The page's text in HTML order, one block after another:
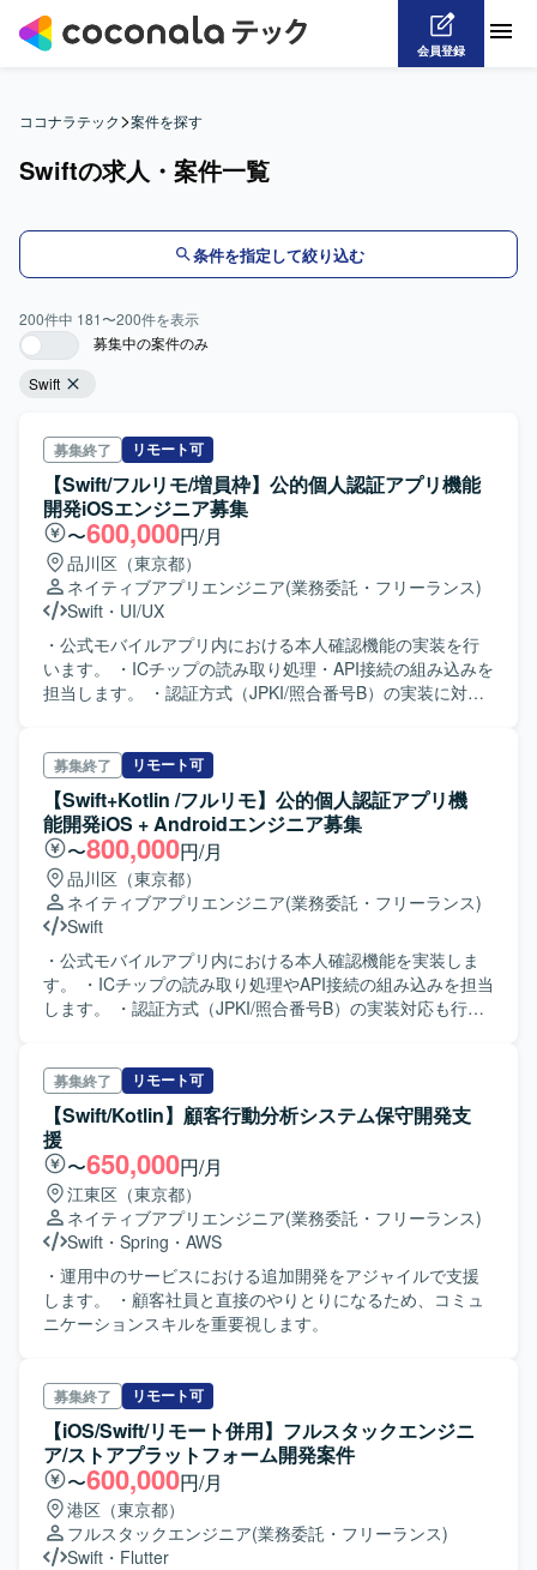
会員登録
ココナラテック>案件を探す
Swiftの求人・案件一覧
条件を指定して絞り込む
200件中 181〜200件を表示
募集中の案件のみ
Swift
募集終了 リモート可
【Swift/フルリモ/増員枠】公的個人認証アプリ機能
開発iOSエンジニア募集
〜600,000円/月
品川区（東京都）
ネイティブアプリエンジニア(業務委託・フリーランス)
Swift ・ UI/UX
・公式モバイルアプリ内における本人確認機能の実装を行
います。 ・ICチップの読み取り処理・API接続の組み込みを
担当します。 ・認証方式（JPKI/照合番号B）の実装に対応
募集終了 リモート可
【Swift+Kotlin /フルリモ】公的個人認証アプリ機
能開発iOS + Androidエンジニア募集
〜800,000円/月
品川区（東京都）
ネイティブアプリエンジニア(業務委託・フリーランス)
Swift
・公式モバイルアプリ内における本人確認機能を実装しま
す。 ・ICチップの読み取り処理やAPI接続の組み込みを担当
します。 ・認証方式（JPKI/照合番号B）の実装対応も行い
リ起動→IDセッション同期）。
募集終了 リモート可
【Swift/Kotlin】顧客行動分析システム保守開発支
援
〜650,000円/月
江東区（東京都）
ネイティブアプリエンジニア(業務委託・フリーランス)
Swift ・ Spring ・ AWS
・運用中のサービスにおける追加開発をアジャイルで支援
します。 ・顧客社員と直接のやりとりになるため、コミュ
ニケーションスキルを重要視します。
募集終了 リモート可
【iOS/Swift/リモート併用】フルスタックエンジニ
ア/ストアプラットフォーム開発案件
〜600,000円/月
港区（東京都）
フルスタックエンジニア(業務委託・フリーランス)
Swift ・ Flutter